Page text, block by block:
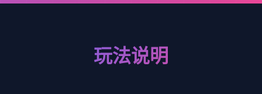
玩法说明